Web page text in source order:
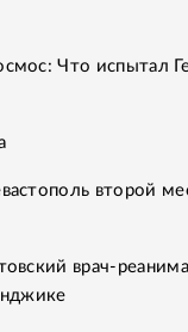
Что испытал
второй
врач-